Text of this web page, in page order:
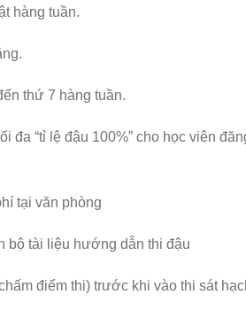
hàng tuần.
thứ 7 hàng tuần.
đa “tỉ lệ đậu 100%” cho học viên
tại văn phòng
bộ tài liệu hướng dẫn thi đậu
điểm thi) trước khi vào thi sát